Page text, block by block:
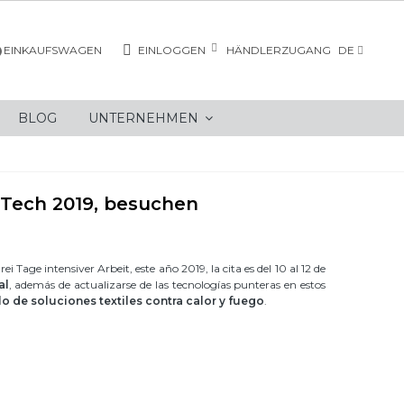
EINKAUFSWAGEN EINLOGGEN HÄNDLERZUGANG DE
BLOG UNTERNEHMEN
2019, besuchen
intensiver Arbeit, este año 2019, la cita es del 10 al 12 de
, además de actualizarse de las tecnologías punteras en estos
de soluciones textiles contra calor y fuego.